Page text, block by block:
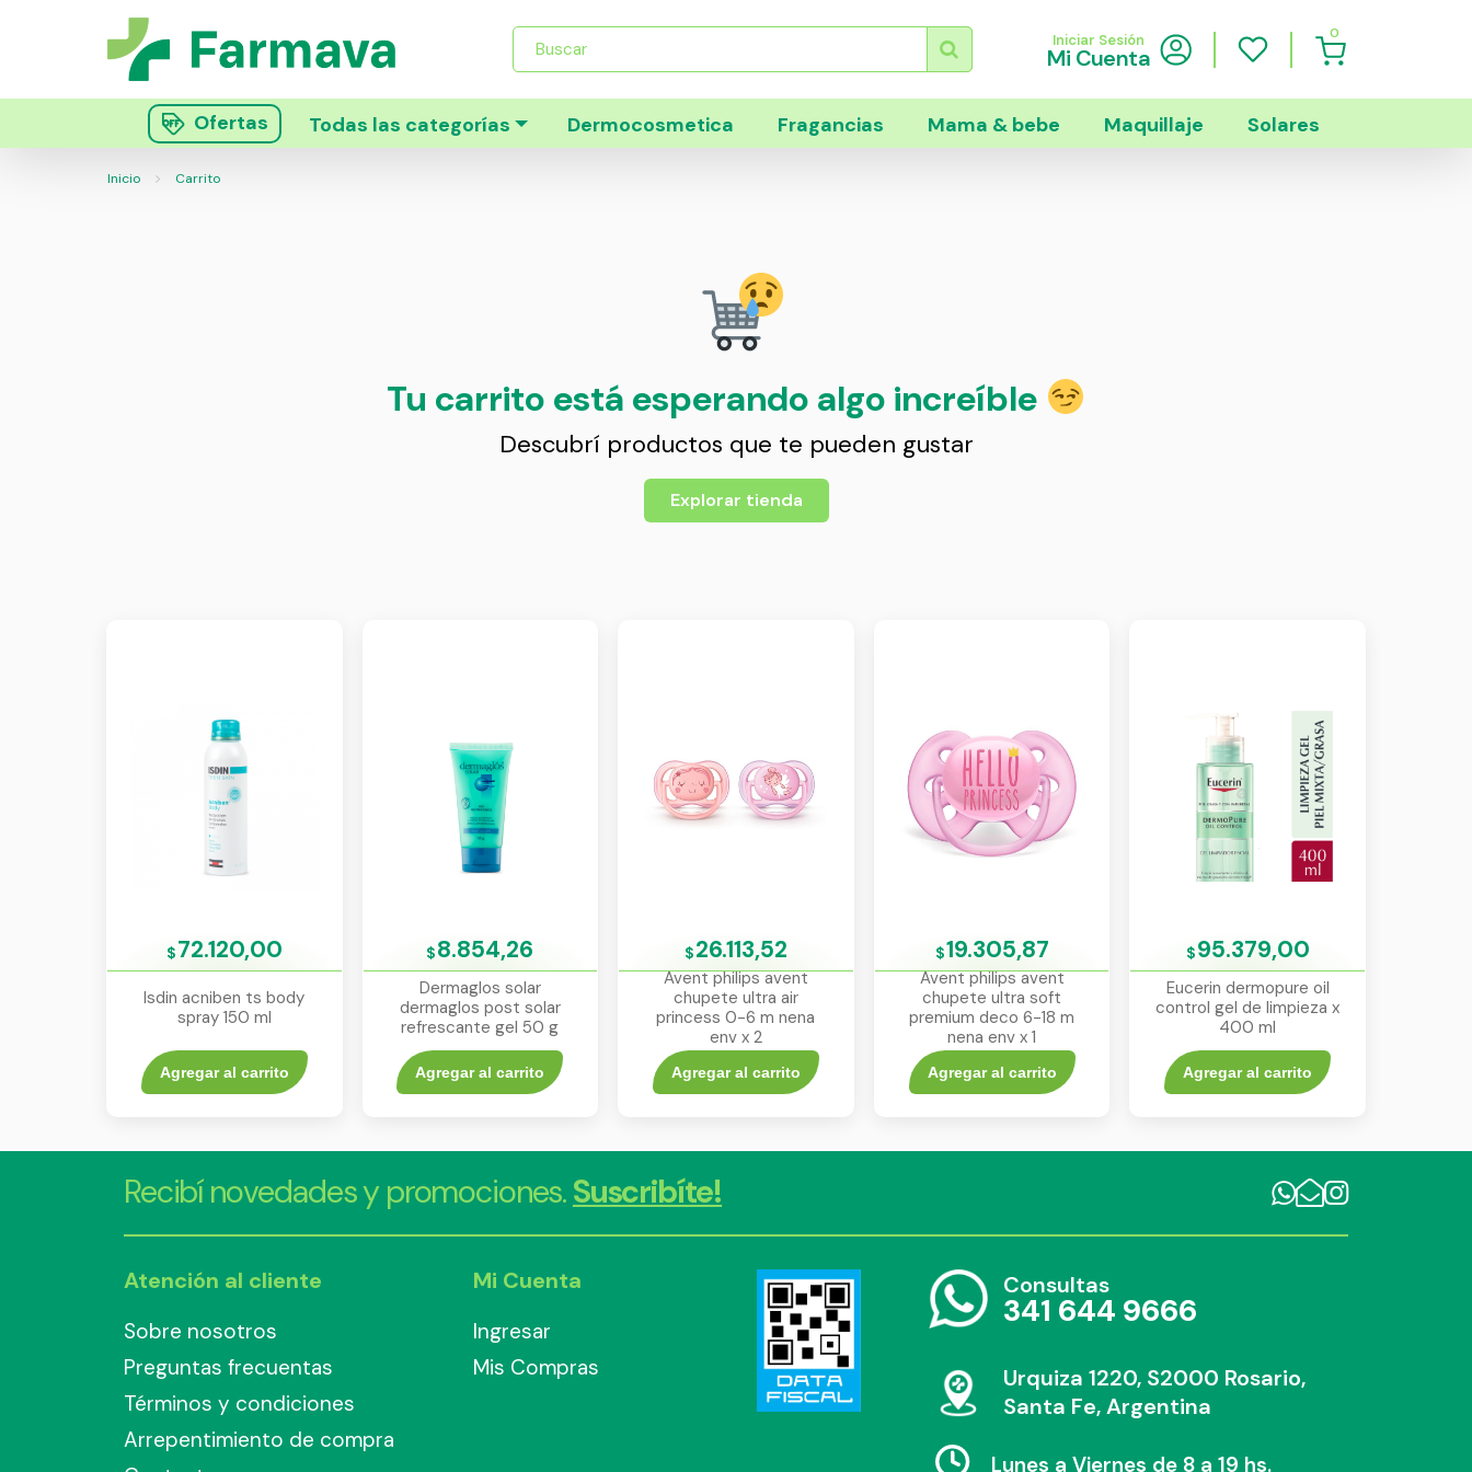
Búsqueda
productos
Iniciar Sesión
Mi Cuenta
0
Ofertas Todas las categorías Dermocosmetica Fragancias Mama & bebe Maquillaje Solares
Inicio Carrito
Tu carrito está esperando algo increíble
Descubrí productos que te pueden gustar
Explorar tienda
$72.120,00
Isdin acniben ts body
spray 150 ml
Agregar al carrito
$8.854,26
Dermaglos solar
dermaglos post solar
refrescante gel 50 g
Agregar al carrito
$26.113,52
Avent philips avent
chupete ultra air
princess 0-6 m nena
env x 2
Agregar al carrito
$19.305,87
Avent philips avent
chupete ultra soft
premium deco 6-18 m
nena env x 1
Agregar al carrito
$95.379,00
Eucerin dermopure oil
control gel de limpieza x
400 ml
Agregar al carrito
Recibí novedades y promociones.Suscribíte!
Atención al cliente
Sobre nosotros
Preguntas frecuentas
Términos y condiciones
Arrepentimiento de compra
Mi Cuenta
Ingresar
Mis Compras
Consultas
341 644 9666
Urquiza 1220, S2000 Rosario,
Santa Fe, Argentina
Lunes a Viernes de 8 a 19 hs.